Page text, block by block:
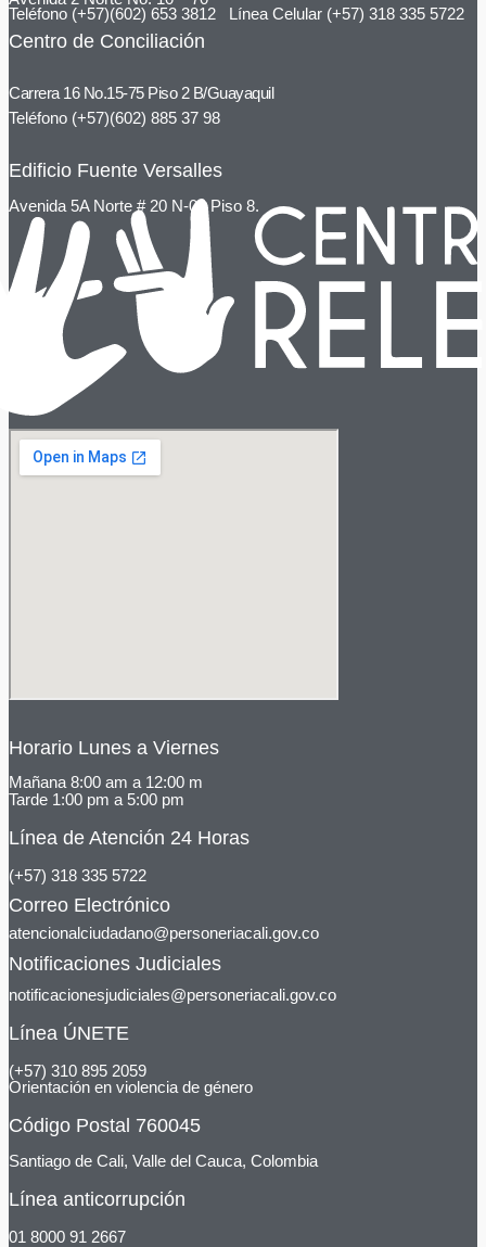
Teléfono (+57)(602) 653 3812 Línea Celular (+57) 318 335 5722
Centro de Conciliación
Carrera 16 No.15-75 Piso 2 B/Guayaquil
Teléfono (+57)(602) 885 37 98
Edificio Fuente Versalles
Avenida 5A Norte # 20 N-08 Piso 8.
Horario Lunes a Viernes
Mañana 8:00 am a 12:00 m
Tarde 1:00 pm a 5:00 pm
Línea de Atención 24 Horas
(+57) 318 335 5722
Correo Electrónico
atencionalciudadano@personeriacali.gov.co
Notificaciones Judiciales
notificacionesjudiciales@personeriacali.gov.co
Línea ÚNETE
(+57) 310 895 2059
Orientación en violencia de género
Código Postal 760045
Santiago de Cali, Valle del Cauca, Colombia
Línea anticorrupción
01 8000 91 2667